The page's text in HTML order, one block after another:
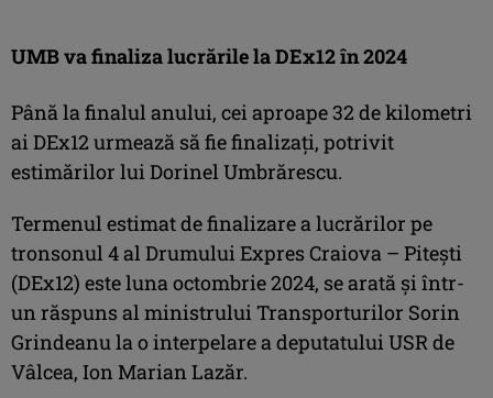
UMB va finaliza lucrările la DEx12 în 2024
Până la finalul anului, cei aproape 32 de kilometri
ai DEx12 urmează să fie finalizați, potrivit
estimărilor lui Dorinel Umbrărescu.
Termenul estimat de finalizare a lucrărilor pe
tronsonul 4 al Drumului Expres Craiova – Pitești
(DEx12) este luna octombrie 2024, se arată și într-
un răspuns al ministrului Transporturilor Sorin
Grindeanu la o interpelare a deputatului USR de
Vâlcea, Ion Marian Lazăr.